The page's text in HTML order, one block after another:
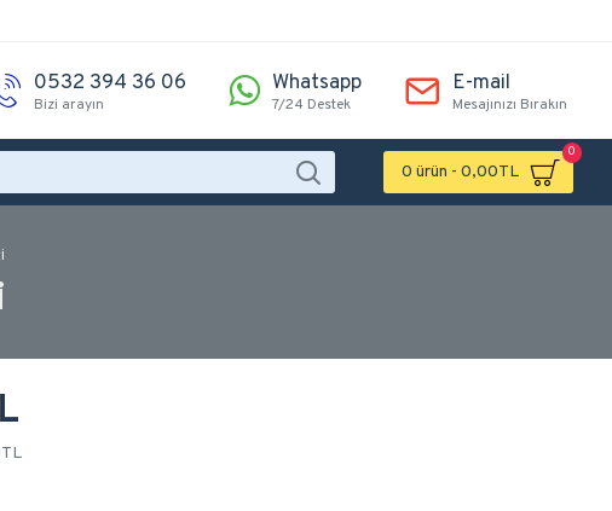
0532 394 36 06
Bizi arayın
Whatsapp
7/24 Destek
E-mail
Mesajınızı Bırakın
0 ürün - 0,00TL
0